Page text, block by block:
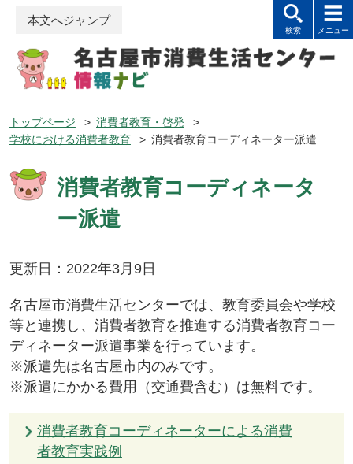
本文へジャンプ
トップページ > 消費者教育・啓発
>
学校における消費者教育
> 消費者教育コーディネーター派遣
消費者教育コーディネータ
ー派遣
更新日：2022年3月9日
名古屋市消費生活センターでは、教育委員会や学校
等と連携し、消費者教育を推進する消費者教育コー
ディネーター派遣事業を行っています。
※派遣先は名古屋市内のみです。
※派遣にかかる費用（交通費含む）は無料です。
消費者教育コーディネーターによる消費
者教育実践例